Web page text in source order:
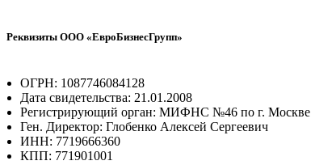
Реквизиты ООО «ЕвроБизнесГрупп»
ОГРН: 1087746084128
Дата свидетельства: 21.01.2008
Регистрирующий орган: МИФНС №46 по г. Москве
Ген. Директор: Глобенко Алексей Сергеевич
ИНН: 7719666360
КПП: 771901001